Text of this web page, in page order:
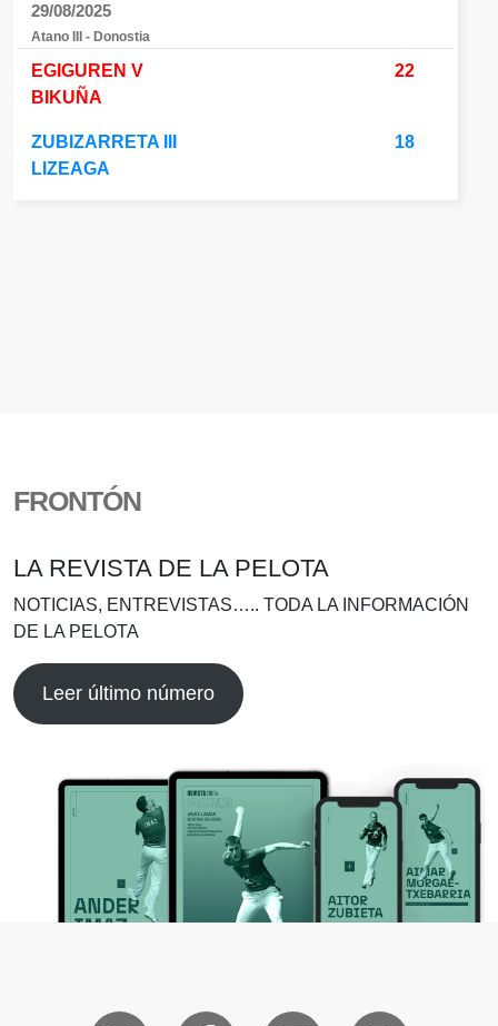
29/08/2025
Atano III - Donostia
EGIGUREN V
BIKUÑA
22
ZUBIZARRETA III
LIZEAGA
18
FRONTÓN
LA REVISTA DE LA PELOTA
NOTICIAS, ENTREVISTAS….. TODA LA INFORMACIÓN
DE LA PELOTA
Leer último número